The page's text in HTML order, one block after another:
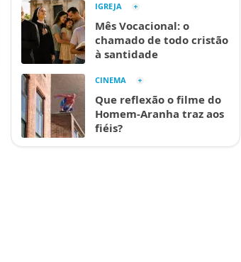
IGREJA
Mês Vocacional: o
chamado de todo cristão
à santidade
CINEMA
Que reflexão o filme do
Homem-Aranha traz aos
fiéis?